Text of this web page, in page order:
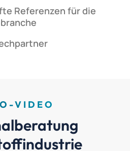
Referenzen für die
VIDEO